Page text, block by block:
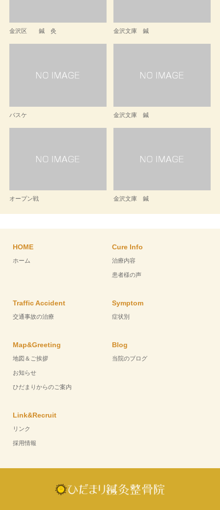
金沢区 鍼 灸 金沢文庫 鍼
バスケ 金沢文庫 鍼
オープン戦 金沢文庫 鍼
HOME
ホーム
Cure Info
治療内容
患者様の声
Traffic Accident
交通事故の治療
Symptom
症状別
Map&Greeting
地図＆ご挨拶
お知らせ
ひだまりからのご案内
Blog
当院のブログ
Link&Recruit
リンク
採用情報